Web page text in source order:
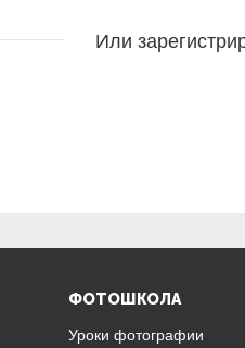
Или
ФОТОШКОЛА
Уроки фотографии